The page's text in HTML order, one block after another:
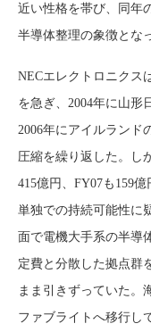
近い性格を帯び、同年
半導体整理の象徴とな
NECエレクトロニクス
を急ぎ、2004年に山形
2006年にアイルランド
圧縮を繰り返した。し
415億円、FY07も159
単独での持続可能性に
面で電機大手系の半導
定費と分散した拠点群
まま引きずっていた。
ファブライトへ移行し